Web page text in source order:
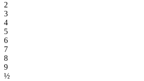
2
3
4
5
6
7
8
9
½